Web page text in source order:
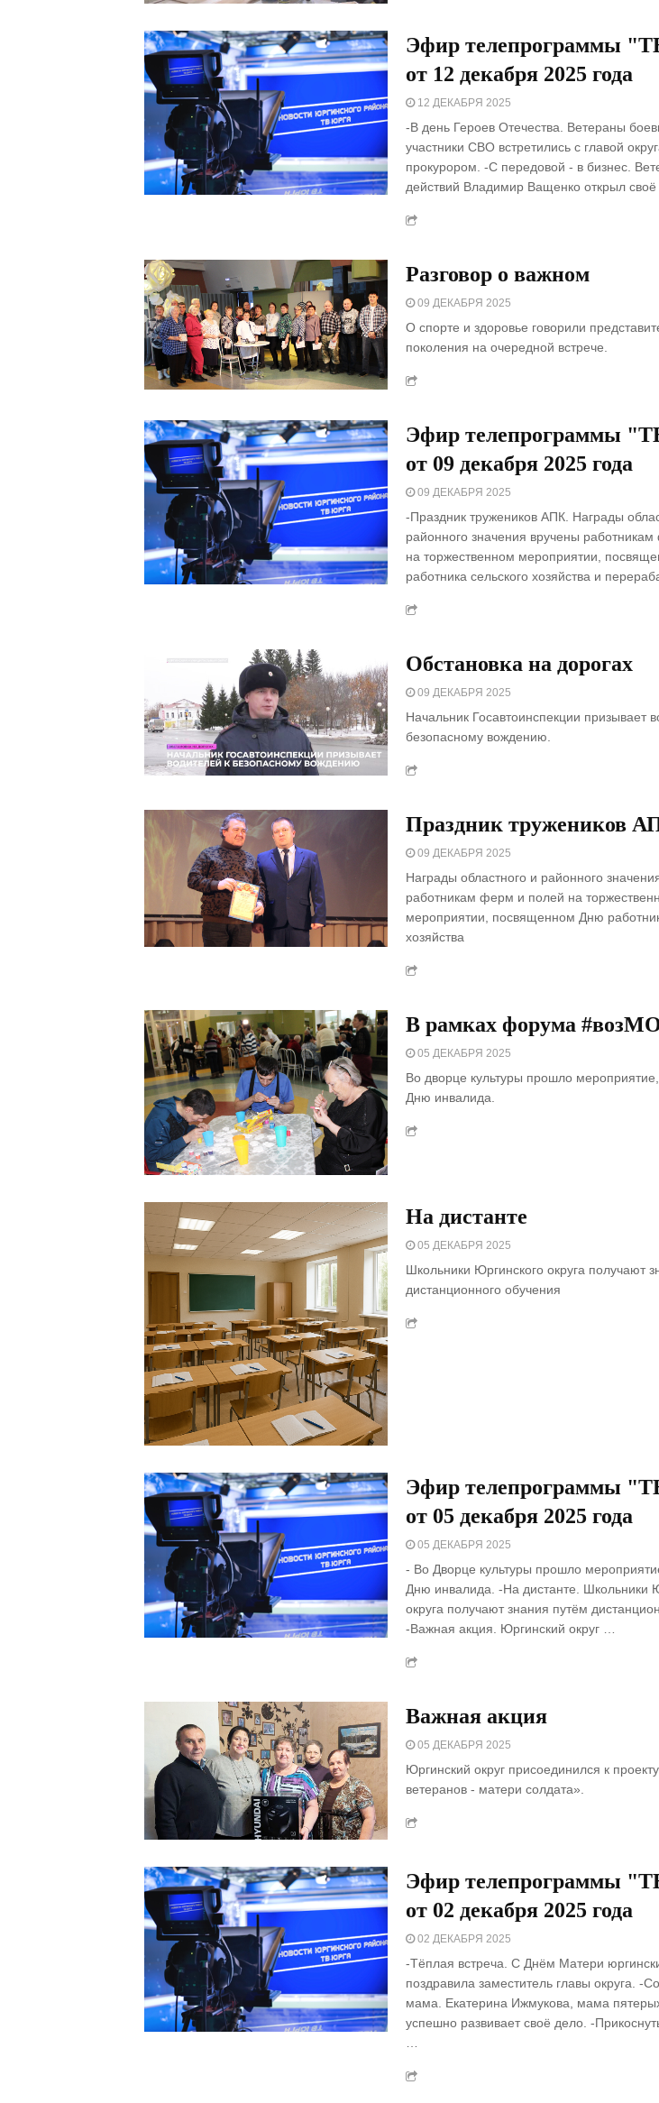
Эфир телепрограммы
от 12 декабря 2025 года
12 ДЕКАБРЯ 2025
-В день Героев Отечества. Ветераны
участники СВО встретились с главой
прокурором. -С передовой - в бизнес.
действий Владимир Ващенко открыл своё
Разговор о важном
09 ДЕКАБРЯ 2025
О спорте и здоровье говорили
поколения на очередной встрече.
Эфир телепрограммы
от 09 декабря 2025 года
09 ДЕКАБРЯ 2025
-Праздник тружеников АПК. Награды
районного значения вручены
на торжественном мероприятии,
работника сельского хозяйства и
Обстановка на дорогах
09 ДЕКАБРЯ 2025
Начальник Госавтоинспекции призывает
безопасному вождению.
Праздник тружеников
09 ДЕКАБРЯ 2025
Награды областного и районного
работникам ферм и полей на
мероприятии, посвященном Дню
хозяйства
В рамках форума
05 ДЕКАБРЯ 2025
Во дворце культуры прошло
Дню инвалида.
На дистанте
05 ДЕКАБРЯ 2025
Школьники Юргинского округа получают
дистанционного обучения
Эфир телепрограммы
от 05 декабря 2025 года
05 ДЕКАБРЯ 2025
- Во Дворце культуры прошло
Дню инвалида. -На дистанте. Школьники
округа получают знания путём
-Важная акция. Юргинский округ …
Важная акция
05 ДЕКАБРЯ 2025
Юргинский округ присоединился к
ветеранов - матери солдата».
Эфир телепрограммы
от 02 декабря 2025 года
02 ДЕКАБРЯ 2025
-Тёплая встреча. С Днём Матери
поздравила заместитель главы округа. -
мама. Екатерина Ижмукова, мама
успешно развивает своё дело. -